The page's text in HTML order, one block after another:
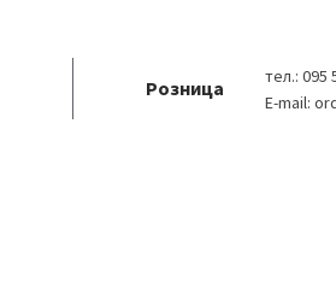
Розница
тел.: 095
E-mail: